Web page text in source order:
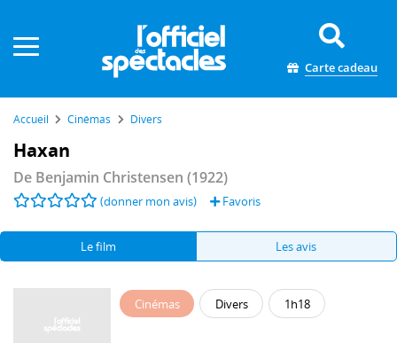
Carte cadeau
Accueil Cinémas Divers
Haxan
De Benjamin Christensen (1922)
(donner mon avis) Favoris
Le film Les avis
Cinémas Divers 1h18